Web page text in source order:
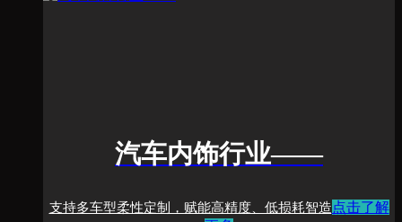
汽车内饰行业——
支持多车型柔性定制，赋能高精度、低损耗智造点击了解